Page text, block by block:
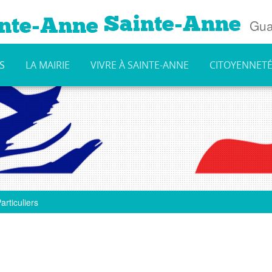
Sainte-Anne
LA MAIRIE VIVRE À SAINTE-ANNE CITOYENNETÉ